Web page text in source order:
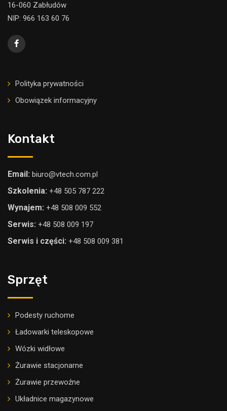
16-060 Zabłudów
NIP: 966 163 60 76
Polityka prywatności
Obowiązek informacyjny
Kontakt
Email: biuro@vtech.com.pl
Szkolenia: +48 505 787 222
Wynajem: +48 508 009 552
Serwis: +48 508 009 197
Serwis i części: +48 508 009 381
Sprzęt
Podesty ruchome
Ładowarki teleskopowe
Wózki widłowe
Żurawie stacjonarne
Żurawie przewoźne
Układnice magazynowe